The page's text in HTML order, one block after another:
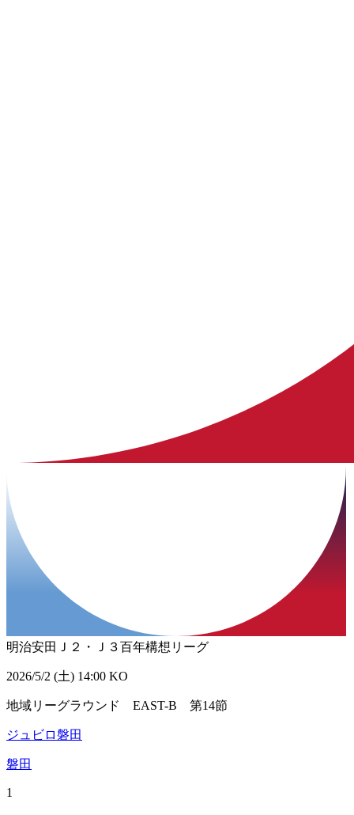
明治安田Ｊ２・Ｊ３百年構想リーグ
2026/5/2 (土) 14:00 KO
地域リーグラウンド EAST-B 第14節
ジュビロ磐田
磐田
1